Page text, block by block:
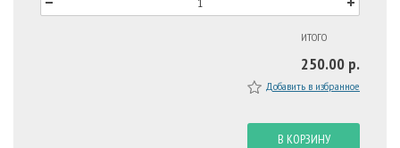
ИТОГО
250.00 р.
Добавить в избранное
В КОРЗИНУ